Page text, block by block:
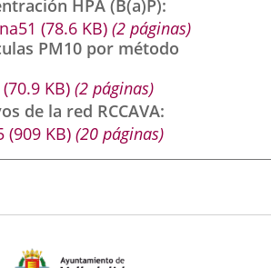
HPA (B(a)P)
(78.6 KB) (2 páginas)
PM10 por método
(70.9 KB) (2 páginas)
de la red RCCAVA
(909 KB) (20 páginas)